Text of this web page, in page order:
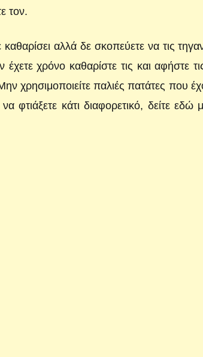
τον.
καθαρίσει αλλά δε σκοπεύετε να τις
χρόνο καθαρίστε τις και αφήστε
χρησιμοποιείτε παλιές πατάτες που
φτιάξετε κάτι διαφορετικό, δείτε εδώ